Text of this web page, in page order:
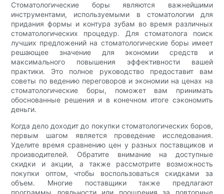
Стоматологические боры являются важнейшими
инструментами, используемыми в стоматологии для
придания формы и контура зубам во время различных
стоматологических процедур. Для стоматолога поиск
лучших предложений на стоматологические боры имеет
решающее значение для экономии средств и
максимального повышения эффективности вашей
практики. Это полное руководство предоставит вам
советы по ведению переговоров и экономии на ценах на
стоматологические боры, поможет вам принимать
обоснованные решения и в конечном итоге сэкономить
деньги.
Когда дело доходит до покупки стоматологических боров,
первым шагом является проведение исследования.
Уделите время сравнению цен у разных поставщиков и
производителей. Обратите внимание на доступные
скидки и акции, а также рассмотрите возможность
покупки оптом, чтобы воспользоваться скидками за
объем. Многие поставщики также предлагают